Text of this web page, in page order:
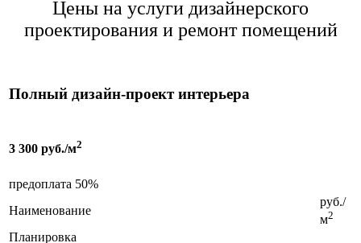
Цены на услуги дизайнерского
проектирования и ремонт помещений
Полный дизайн-проект интерьера
3 300 руб./м2
предоплата 50%
Наименование
руб./
м2
Планировка